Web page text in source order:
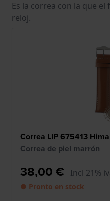
Es la correa con la que
reloj.
Correa LIP 675413
Correa de piel marrón
38,00 € Incl 21%
● Pronto en stock